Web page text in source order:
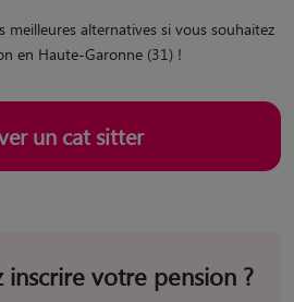
alternatives si vous souhaitez
en Haute-Garonne (31) !
un cat sitter
inscrire votre pension ?